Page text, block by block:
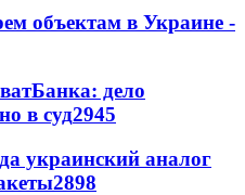
объектам в Украине -
дело
в суд2945
украинский аналог
2898